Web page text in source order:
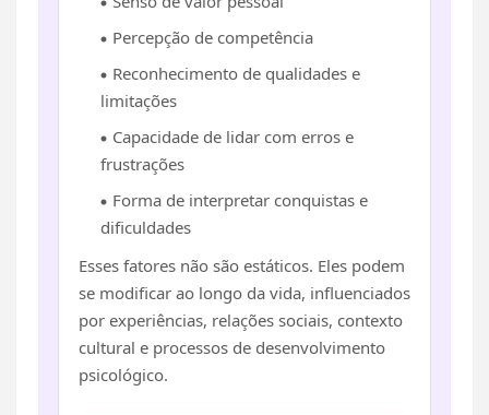
Percepção de competência
Reconhecimento de qualidades e
limitações
Capacidade de lidar com erros e
frustrações
Forma de interpretar conquistas e
dificuldades
Esses fatores não são estáticos. Eles podem
se modificar ao longo da vida, influenciados
por experiências, relações sociais, contexto
cultural e processos de desenvolvimento
psicológico.